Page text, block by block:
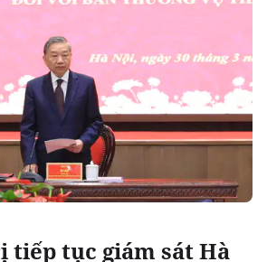
tiếp tục giám sát Hà